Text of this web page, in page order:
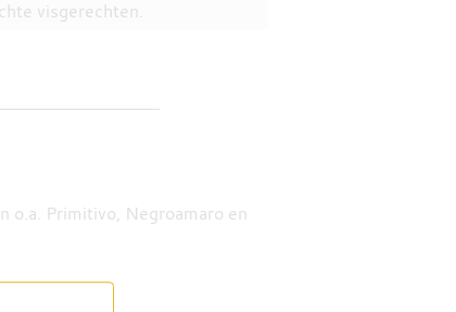
visgerechten.
o.a. Primitivo, Negroamaro en